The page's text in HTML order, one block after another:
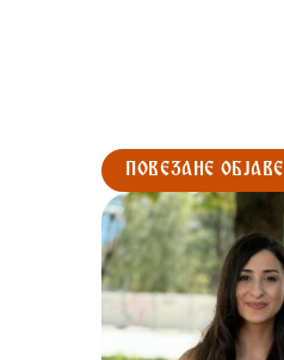
ПОВЕЗАНЕ ОБЈАВЕ